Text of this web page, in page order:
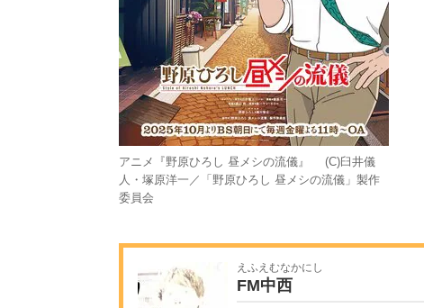
アニメ『野原ひろし 昼メシの流儀』 (C)臼井儀
人・塚原洋一／「野原ひろし 昼メシの流儀」製作
委員会
えふえむなかにし
FM中西